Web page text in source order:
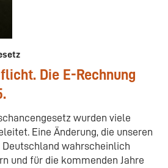
Die E-Rechnung
wurden viele
Eine Änderung, die unseren
wahrscheinlich
und für die kommenden Jahre